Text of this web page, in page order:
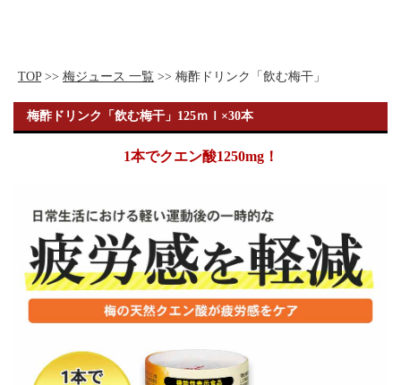
TOP>> 梅ジュース 一覧 >> 梅酢ドリンク「飲む梅干」
梅酢ドリンク「飲む梅干」125ｍｌ×30本
1本でクエン酸1250mg！